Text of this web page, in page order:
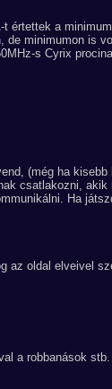
értettek a
de minimumon is
s Cyrix
(még ha
csatlakozni, akik
Ha
az oldal elveivel
a robbanások